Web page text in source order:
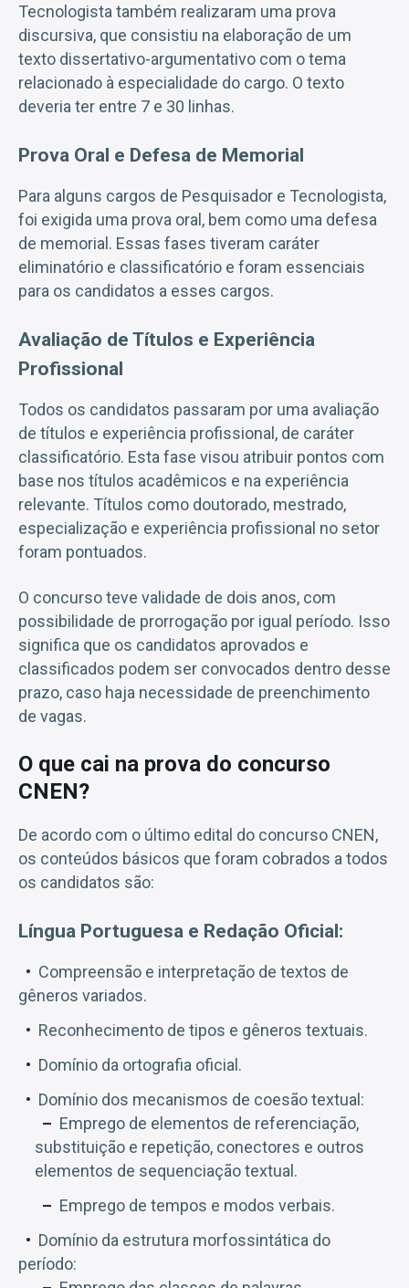
Tecnologista também realizaram uma prova
discursiva, que consistiu na elaboração de um
texto dissertativo-argumentativo com o tema
relacionado à especialidade do cargo. O texto
deveria ter entre 7 e 30 linhas.
Prova Oral e Defesa de Memorial
Para alguns cargos de Pesquisador e Tecnologista,
foi exigida uma prova oral, bem como uma defesa
de memorial. Essas fases tiveram caráter
eliminatório e classificatório e foram essenciais
para os candidatos a esses cargos.
Avaliação de Títulos e Experiência
Profissional
Todos os candidatos passaram por uma avaliação
de títulos e experiência profissional, de caráter
classificatório. Esta fase visou atribuir pontos com
base nos títulos acadêmicos e na experiência
relevante. Títulos como doutorado, mestrado,
especialização e experiência profissional no setor
foram pontuados.
O concurso teve validade de dois anos, com
possibilidade de prorrogação por igual período. Isso
significa que os candidatos aprovados e
classificados podem ser convocados dentro desse
prazo, caso haja necessidade de preenchimento
de vagas.
O que cai na prova do concurso
CNEN?
De acordo com o último edital do concurso CNEN,
os conteúdos básicos que foram cobrados a todos
os candidatos são:
Língua Portuguesa e Redação Oficial:
Compreensão e interpretação de textos de
gêneros variados.
Reconhecimento de tipos e gêneros textuais.
Domínio da ortografia oficial.
Domínio dos mecanismos de coesão textual:
Emprego de elementos de referenciação,
substituição e repetição, conectores e outros
elementos de sequenciação textual.
Emprego de tempos e modos verbais.
Domínio da estrutura morfossintática do
período: